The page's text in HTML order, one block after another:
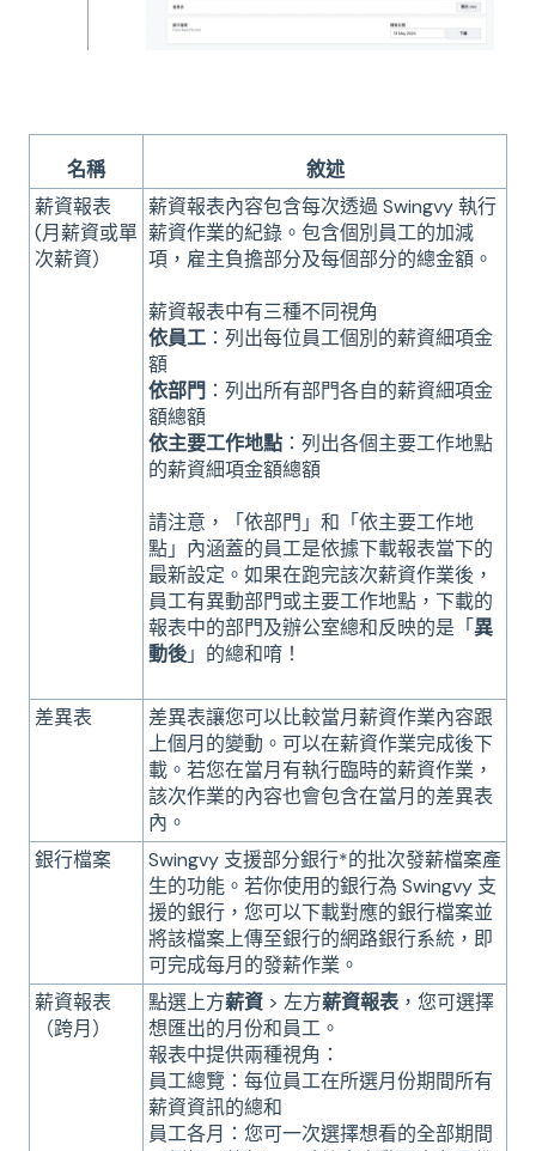
名稱
敘述
薪資報表
(月薪資或單
次薪資）
薪資報表內容包含每次透過 Swingvy 執行
薪資作業的紀錄。包含個別員工的加減
項，雇主負擔部分及每個部分的總金額。
薪資報表中有三種不同視角
依員工 ：列出每位員工個別的薪資細項金
額
依部門 ：列出所有部門各自的薪資細項金
額總額
依主要工作地點 ：列出各個主要工作地點
的薪資細項金額總額
請注意，「依部門」和「依主要工作地
點」內涵蓋的員工是依據下載報表當下的
最新設定。如果在跑完該次薪資作業後，
員工有異動部門或主要工作地點，下載的
報表中的部門及辦公室總和反映的是「異
動後」的總和唷！
差異表
差異表讓您可以比較當月薪資作業內容跟
上個月的變動。可以在薪資作業完成後下
載。若您在當月有執行臨時的薪資作業，
該次作業的內容也會包含在當月的差異表
內。
銀行檔案
Swingvy 支援部分銀行*的批次發薪檔案產
生的功能。若你使用的銀行為 Swingvy 支
援的銀行，您可以下載對應的銀行檔案並
將該檔案上傳至銀行的網路銀行系統，即
可完成每月的發薪作業。
薪資報表
（跨月）
點選上方薪資 > 左方薪資報表，您可選擇
想匯出的月份和員工。
報表中提供兩種視角：
員工總覽：每位員工在所選月份期間所有
薪資資訊的總和
員工各月：您可一次選擇想看的全部期間